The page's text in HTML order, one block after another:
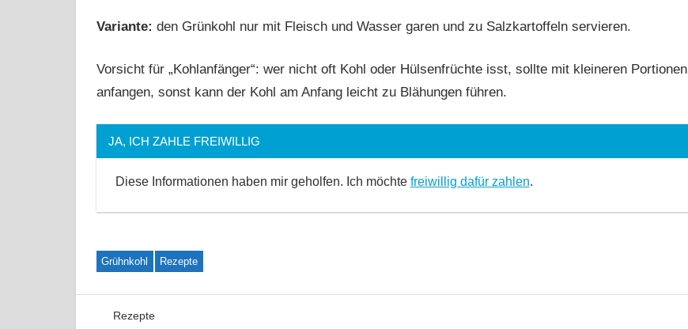
Variante: den Grünkohl nur mit Fleisch und Wasser garen und zu Salzkartoffeln servieren.
Vorsicht für „Kohlanfänger“: wer nicht oft Kohl oder Hülsenfrüchte isst, sollte mit kleineren Portionen
anfangen, sonst kann der Kohl am Anfang leicht zu Blähungen führen.
JA, ICH ZAHLE FREIWILLIG
Diese Informationen haben mir geholfen. Ich möchte freiwillig dafür zahlen.
Grühnkohl Rezepte
Rezepte